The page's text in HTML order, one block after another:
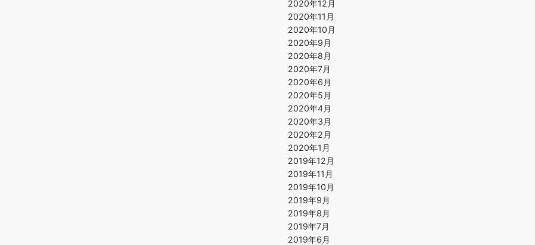
2020年12月
2020年11月
2020年10月
2020年9月
2020年8月
2020年7月
2020年6月
2020年5月
2020年4月
2020年3月
2020年2月
2020年1月
2019年12月
2019年11月
2019年10月
2019年9月
2019年8月
2019年7月
2019年6月